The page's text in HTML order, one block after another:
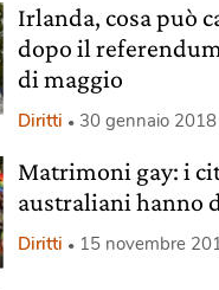
Irlanda, cosa può
dopo il
di maggio
Diritti 30 gennaio 2018
Matrimoni gay: i
australiani hanno
Diritti 15 novembre